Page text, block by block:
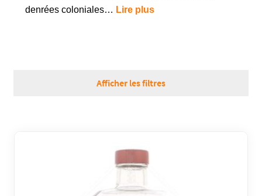
denrées coloniales… Lire plus
Afficher les filtres